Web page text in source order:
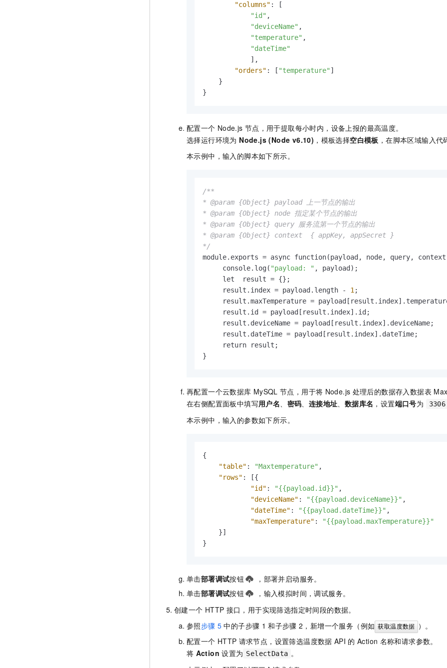
"columns" :
[
"id" ,
"deviceName" ,
"temperature" ,
"dateTime"
] ,
"orders" : [ "temperature" ]
}
}
配置一个 Node.js 节点，用于提取每小时内，设备上报的最高温度。
选择运行环境为 Node.js (Node v6.10) ，模板选择空白模板 ，在脚本区域输入代
本示例中，输入的脚本如下所示。
/**
* @param {Object} payload 上一节点的输出
* @param {Object} node 指定某个节点的输出
* @param {Object} query 服务流第一个节点的输出
* @param {Object} context  { appKey, appSecret }
*/
module.exports = async function(payload , node, query,
     console.log(
"payload: " ,
payload);
     let  result =
{} ;
     result.index = payload.length -
1;
     result.maxTemperature = payload
[ result.index]
     result.id = payload
[ result.index] .id;
     result.deviceName = payload
[ result.index] .deviceName;
     result.dateTime = payload
[ result.index] .dateTime;
}
再配置一个云数据库 MySQL 节点，用于将 Node.js 处理后的数据存入数据表
在右侧配置面板中填写用户名、 密码、 连接地址、 数据库名 ，设置端口号为 3306
本示例中，输入的参数如下所示。
{
"table" : "Maxtemperature" ,
"rows" : [{
"id" : "{{payload.id}}" ,
"deviceName" : "{{payload.deviceName}}" ,
"dateTime" : "{{payload.dateTime}}" ,
"maxTemperature" :
"{{payload.maxTemperature}}"
}]
}
单击部署调试按钮
，部署并启动服务。
单击部署调试按钮
，输入模拟时间，调试服务。
创建一个 HTTP 接口，用于实现筛选指定时间段的数据。
参照步骤 5 中的子步骤 1 和子步骤 2，新增一个服务（例如 获取温度数据
）。
配置一个 HTTP 请求节点，设置筛选温度数据 API 的 Action 名称和请求参数。
将 Action 设置为 SelectData 。